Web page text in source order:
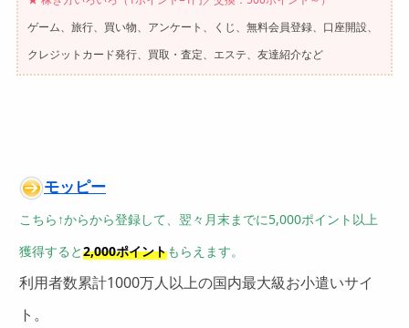
ゲーム、旅行、買い物、アンケート、くじ、無料会員登録、口座開設、
クレジットカード発行、買取・査定、エステ、友達紹介など
モッピー
こちら↑からから登録して、翌々月末までに5,000ポイント以上
獲得すると2,000ポイントもらえます。
利用者数累計1000万人以上の国内最大級お小遣いサイ
ト。